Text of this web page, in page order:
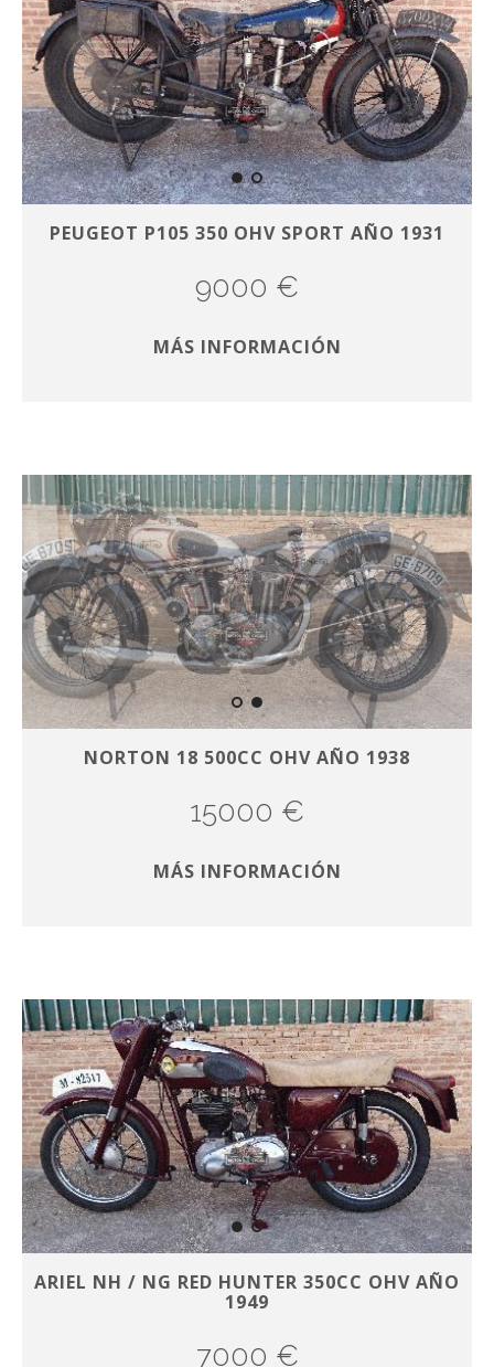
PEUGEOT P105 350 OHV SPORT AÑO 1931
9000 €
MÁS INFORMACIÓN
NORTON 18 500CC OHV AÑO 1938
15000 €
MÁS INFORMACIÓN
ARIEL NH / NG RED HUNTER 350CC OHV AÑO
1949
7000 €